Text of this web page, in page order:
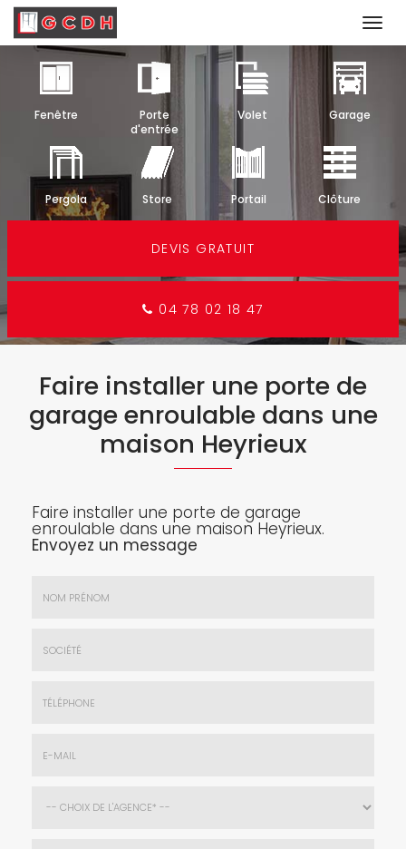
contenu
Fenêtre
Porte
d'entrée
Volet Garage
Pergola Store Portail Clôture
DEVIS GRATUIT
04 78 02 18 47
Faire installer une porte de
garage enroulable dans une
maison Heyrieux
Faire installer une porte de garage
enroulable dans une maison Heyrieux.
Envoyez un message
mail